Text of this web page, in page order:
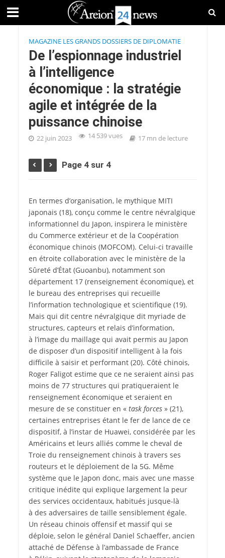
MAGAZINE LES GRANDS DOSSIERS DE DIPLOMATIE
De l’espionnage industriel
à l’intelligence
économique : la stratégie
agile et intégrée de la
puissance chinoise
22 juin 2023 14 539 vues 17 mn de lecture
Page 4 sur 4
En termes d’organisation, le mythique MITI
japonais (18), conçu comme le centre névralgique
informationnel du Japon, inspirera le ministère
du Commerce extérieur et de la Coopération
économique chinois (MOFCOM). Celui-ci travaille
en étroite collaboration avec le ministère de la
Sûreté d’État (Guoanbu), notamment son
département 17 (renseignement économique), et
le bureau des entreprises qui recueille
l’information technologique et scientifique (19).
Mais qui dit centre névralgique dit myriade de
structures, capteurs et relais d’information,
à l’image du maillage qui avait permis au Japon
de disposer d’un dispositif intelligent à la fois
difficile à saisir et performant (20). Côté chinois,
Roger Faligot estime que ce ne seraient ainsi pas
moins de 77 structures qui pratiqueraient le
renseignement économique et seraient en
mesure de se constituer en « task forces» (21),
certaines entreprises étant le fer de lance de ce
dispositif, à l’instar de Huawei, considérée par les
Américains et leurs alliés comme le cheval de
Troie du renseignement chinois à travers ses
routeurs et le déploiement de la 5G. Même
système que le Japon donc, mais avec une masse
critique inédite qui explique largement la peur
des services occidentaux, habitués jusque-là
à des adversaires de taille sensiblement égale.
Un réseau chinois offensif et massif qui se
déploie, selon le général Daniel Schaeffer, ancien
attaché de Défense à l’ambassade de France